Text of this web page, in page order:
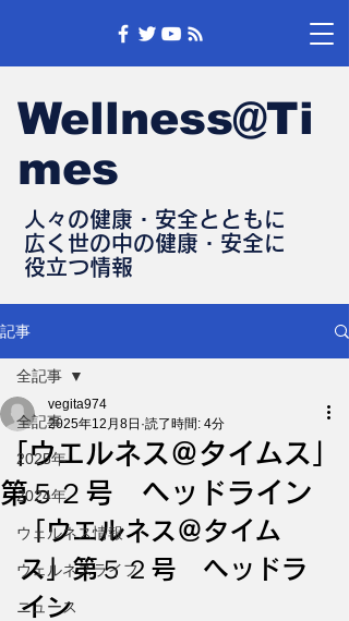
Wellness@Ti
mes
人々の健康・安全とともに
​広く世の中の健康・安全に
​役立つ情報
記事
全記事
2025年
2024年
ウェルネス情報
ウェルネスライフ
ニュース
全記事
「ウエルネス＠タイムス」
第５２号 ヘッドライン
vegita974
2025年12月8日 読了時間: 4分
「ウエルネス＠タイム
ス」第５２号　ヘッドラ
イン